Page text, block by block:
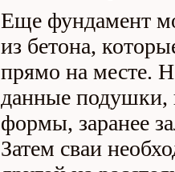
Еще фундамент
из бетона,
прямо на месте.
данные подушки,
формы, заранее
Затем сваи